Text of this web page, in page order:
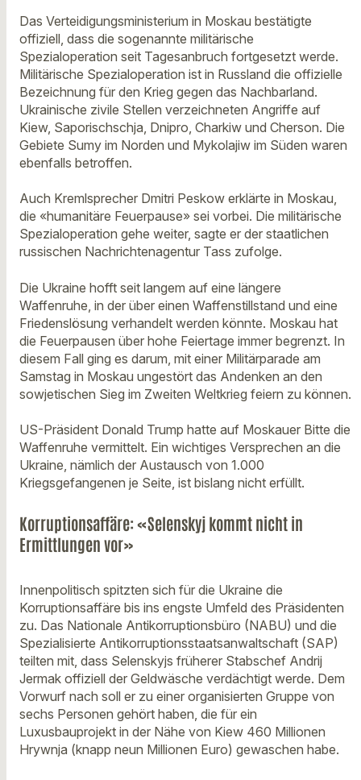
Das Verteidigungsministerium in Moskau bestätigte
offiziell, dass die sogenannte militärische
Spezialoperation seit Tagesanbruch fortgesetzt werde.
Militärische Spezialoperation ist in Russland die offizielle
Bezeichnung für den Krieg gegen das Nachbarland.
Ukrainische zivile Stellen verzeichneten Angriffe auf
Kiew, Saporischschja, Dnipro, Charkiw und Cherson. Die
Gebiete Sumy im Norden und Mykolajiw im Süden waren
ebenfalls betroffen.
Auch Kremlsprecher Dmitri Peskow erklärte in Moskau,
die «humanitäre Feuerpause» sei vorbei. Die militärische
Spezialoperation gehe weiter, sagte er der staatlichen
russischen Nachrichtenagentur Tass zufolge.
Die Ukraine hofft seit langem auf eine längere
Waffenruhe, in der über einen Waffenstillstand und eine
Friedenslösung verhandelt werden könnte. Moskau hat
die Feuerpausen über hohe Feiertage immer begrenzt. In
diesem Fall ging es darum, mit einer Militärparade am
Samstag in Moskau ungestört das Andenken an den
sowjetischen Sieg im Zweiten Weltkrieg feiern zu können.
US-Präsident Donald Trump hatte auf Moskauer Bitte die
Waffenruhe vermittelt. Ein wichtiges Versprechen an die
Ukraine, nämlich der Austausch von 1.000
Kriegsgefangenen je Seite, ist bislang nicht erfüllt.
Korruptionsaffäre: «Selenskyj kommt nicht in
Ermittlungen vor»
Innenpolitisch spitzten sich für die Ukraine die
Korruptionsaffäre bis ins engste Umfeld des Präsidenten
zu. Das Nationale Antikorruptionsbüro (NABU) und die
Spezialisierte Antikorruptionsstaatsanwaltschaft (SAP)
teilten mit, dass Selenskyjs früherer Stabschef Andrij
Jermak offiziell der Geldwäsche verdächtigt werde. Dem
Vorwurf nach soll er zu einer organisierten Gruppe von
sechs Personen gehört haben, die für ein
Luxusbauprojekt in der Nähe von Kiew 460 Millionen
Hrywnja (knapp neun Millionen Euro) gewaschen habe.